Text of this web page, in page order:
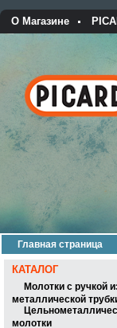
О Магазине
Главная страница
КАТАЛОГ
Молотки с ручкой
металлической
молотки